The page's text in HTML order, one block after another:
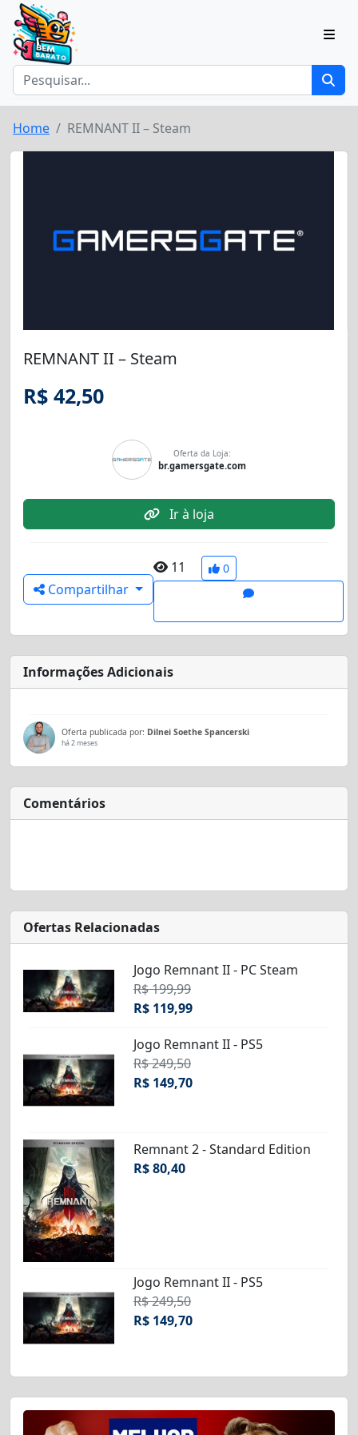
Home REMNANT II – Steam
REMNANT II – Steam
R$ 42,50
Oferta da Loja:
br.gamersgate.com
Ir à loja
Compartilhar
11 0
Informações Adicionais
Oferta publicada por: Dilnei Soethe Spancerski
há 2 meses
Comentários
Ofertas Relacionadas
Jogo Remnant II - PC Steam
R$ 199,99
R$ 119,99
Jogo Remnant II - PS5
R$ 249,50
R$ 149,70
Remnant 2 - Standard Edition
R$ 80,40
Jogo Remnant II - PS5
R$ 249,50
R$ 149,70